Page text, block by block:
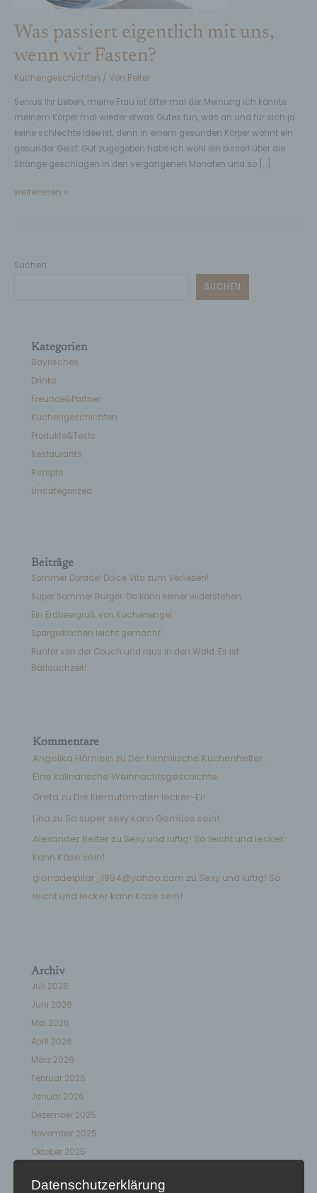
Was passiert eigentlich mit uns,
wenn wir Fasten?
Küchengeschichten / Von Reiter
Servus Ihr Lieben, meine Frau ist öfter mal der Meinung ich könnte
meinem Körper mal wieder etwas Gutes tun, was an und für sich ja
keine schlechte Idee ist, denn in einem gesunden Körper wohnt ein
gesunder Geist. Gut zugegeben habe ich wohl ein bisserl über die
Stränge geschlagen in den vergangenen Monaten und so […]
weiterlesen »
Suchen
SUCHEN
Kategorien
Bayrisches
Drinks
Freunde&Partner
Küchengeschichten
Produkte&Tests
Restaurants
Rezepte
Uncategorized
Beiträge
Sommer Dorade! Dolce Vita zum Verlieben!
Super Sommer Burger. Da kann keiner widerstehen
Ein Erdbeergruß von Kuchenengel
Spargelkochen leicht gemacht
Runter von der Couch und raus in den Wald. Es ist
Bärlauchzeit!
Kommentare
Angelika Hörnlein zu Der himmlische Küchenhelfer.
Eine kulinarische Weihnachtsgeschichte
Greta zu Die Eierautomaten lecker-Ei!
Lina zu So super sexy kann Gemüse sein!
Alexander Reiter zu Sexy und luftig! So leicht und lecker
kann Käse sein!
gloriadelpilar_1994@yahoo.com zu Sexy und luftig! So
leicht und lecker kann Käse sein!
Archiv
Juli 2026
Juni 2026
Mai 2026
April 2026
März 2026
Februar 2026
Januar 2026
Dezember 2025
November 2025
Oktober 2025
August 2025
Datenschutzerklärung